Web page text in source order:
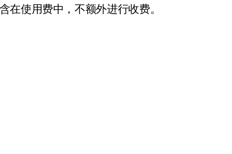
使用费中，不额外进行收费。